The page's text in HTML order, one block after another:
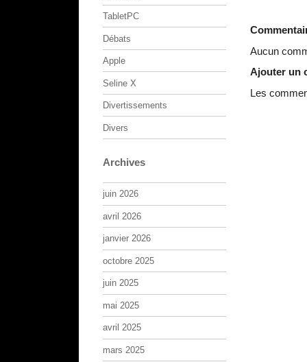
Aucun
Ajouter un
Les
TabletPC
Débats
Apple
Seline X
Divertissements
Divers
Archives
juin 2026
avril 2026
janvier 2026
octobre 2025
juin 2025
mai 2025
avril 2025
mars 2025